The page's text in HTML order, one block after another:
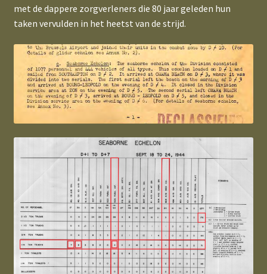
The WWII Allied & U.S. Star
TM 9-2800 Standard Military Motor Vehicles
Bonnet/Hood Estimator for Jeep
The Dynamic WWII Army Number Estimator
The Power of Typography
Expand
Our pricing
child
menu
Legal Information
Expand
child
Partners, References, Suppliers & external Links
met de dappere zorgverleners die 80 jaar geleden hun
taken vervulden in het heetst van de strijd.